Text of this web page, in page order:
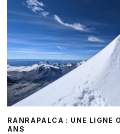
RANRAPALCA : UNE LIGNE
ANS